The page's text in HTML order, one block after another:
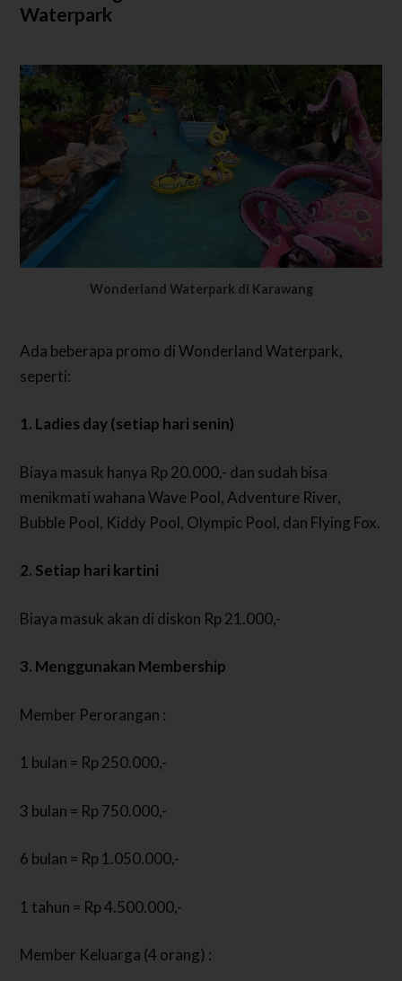
Waterpark
Wonderland Waterpark di Karawang
Ada beberapa promo di Wonderland Waterpark,
seperti:
1. Ladies day (setiap hari senin)
Biaya masuk hanya Rp 20.000,- dan sudah bisa
menikmati wahana Wave Pool, Adventure River,
Bubble Pool, Kiddy Pool, Olympic Pool, dan Flying Fox.
2. Setiap hari kartini
Biaya masuk akan di diskon Rp 21.000,-
3. Menggunakan Membership
Member Perorangan :
1 bulan = Rp 250.000,-
3 bulan = Rp 750.000,-
6 bulan = Rp 1.050.000,-
1 tahun = Rp 4.500.000,-
Member Keluarga (4 orang) :